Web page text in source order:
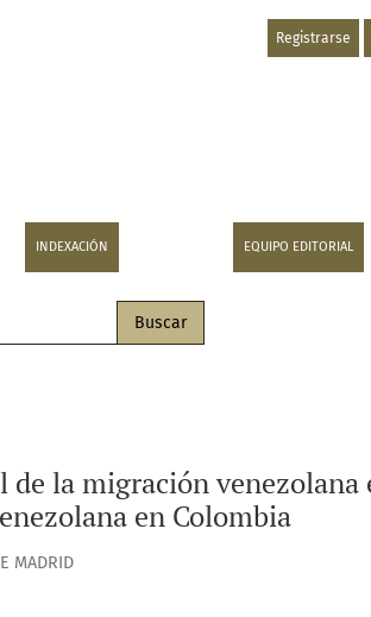
un caso de representación
INDEXACIÓN EQUIPO EDITORIAL
Registrarse
Buscar
la migración venezolana
en Colombia
MADRID